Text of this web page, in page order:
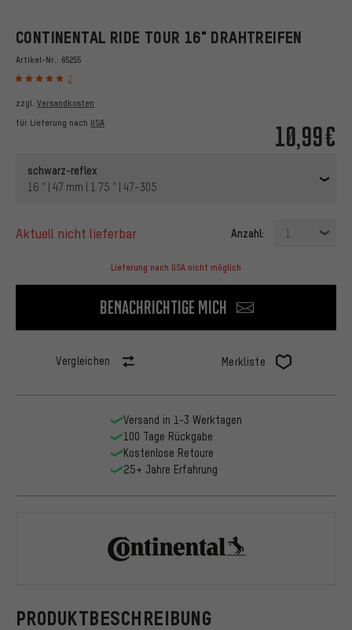
CONTINENTAL RIDE TOUR 16" DRAHTREIFEN
Artikel-Nr.: 65255
2
10,99€
zzgl. Versandkosten
für Lieferung nach USA
schwarz-reflex
16 " | 47 mm | 1.75 " | 47-305
aktuell nicht lieferbar Anzahl: 1
Lieferung nach USA nicht möglich
Benachrichtige mich
Vergleichen Merkliste
PRODUKTBESCHREIBUNG
Versand in 1-3 Werktagen
100 Tage Rückgabe
Kostenlose Retoure
25+ Jahre Erfahrung